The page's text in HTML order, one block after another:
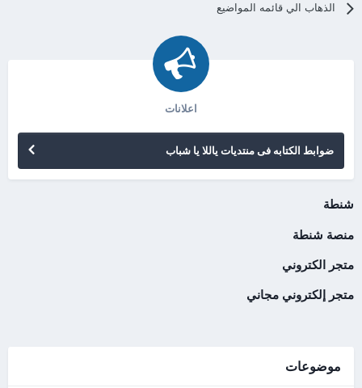
الذهاب الي قائمه المواضيع
اعلانات
ضوابط الكتابه فى منتديات ياللا يا شباب
شنطة
منصة شنطة
متجر الكتروني
متجر إلكتروني مجاني
موضوعات